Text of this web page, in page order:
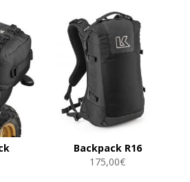
Backpack R16
175,00€